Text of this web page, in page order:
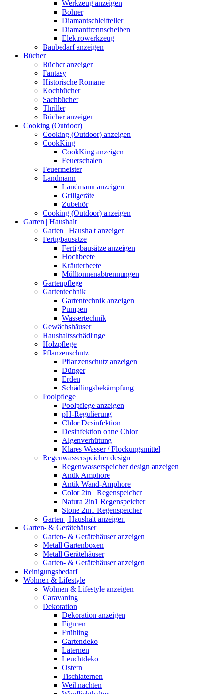
Werkzeug anzeigen
Bohrer
Diamantschleifteller
Diamanttrennscheiben
Elektrowerkzeug
Baubedarf anzeigen
Bücher
Bücher anzeigen
Fantasy
Historische Romane
Kochbücher
Sachbücher
Thriller
Bücher anzeigen
Cooking (Outdoor)
Cooking (Outdoor) anzeigen
CookKing
CookKing anzeigen
Feuerschalen
Feuermeister
Landmann
Landmann anzeigen
Grillgeräte
Zubehör
Cooking (Outdoor) anzeigen
Garten | Haushalt
Garten | Haushalt anzeigen
Fertigbausätze
Fertigbausätze anzeigen
Hochbeete
Kräuterbeete
Mülltonnenabtrennungen
Gartenpflege
Gartentechnik
Gartentechnik anzeigen
Pumpen
Wassertechnik
Gewächshäuser
Haushaltsschädlinge
Holzpflege
Pflanzenschutz
Pflanzenschutz anzeigen
Dünger
Erden
Schädlingsbekämpfung
Poolpflege
Poolpflege anzeigen
pH-Regulierung
Chlor Desinfektion
Desinfektion ohne Chlor
Algenverhütung
Klares Wasser / Flockungsmittel
Regenwasserspeicher design
Regenwasserspeicher design anzeigen
Antik Amphore
Antik Wand-Amphore
Color 2in1 Regenspeicher
Natura 2in1 Regenspeicher
Stone 2in1 Regenspeicher
Garten | Haushalt anzeigen
Garten- & Gerätehäuser
Garten- & Gerätehäuser anzeigen
Metall Gartenboxen
Metall Gerätehäuser
Garten- & Gerätehäuser anzeigen
Reinigungsbedarf
Wohnen & Lifestyle
Wohnen & Lifestyle anzeigen
Caravaning
Dekoration
Dekoration anzeigen
Figuren
Frühling
Gartendeko
Laternen
Leuchtdeko
Ostern
Tischlaternen
Weihnachten